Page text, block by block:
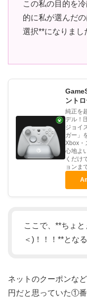
この私の目的を
的に私が選んだ
選択**になりまし
ント
純正を
デル！
ジョイ
ガー」
Xbox・
心地よ
くだけ
ョンま
ここで、**ちょと
＜)！！！**とな
ネットのクーポンな
円だと思っていた①